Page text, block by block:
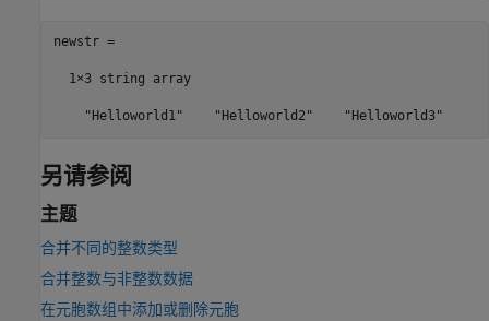
newstr =
  1×3 string array
    "Helloworld1"    "Helloworld2"    "Helloworld3"
另请参阅
主题
合并不同的整数类型
合并整数与非整数数据
在元胞数组中添加或删除元胞